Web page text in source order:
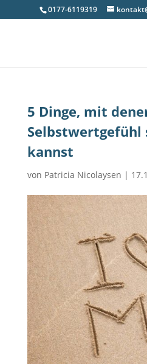
0177-6119319
5 Dinge, mit
Selbstwertgefühl
kannst
von Patricia Nicolaysen |